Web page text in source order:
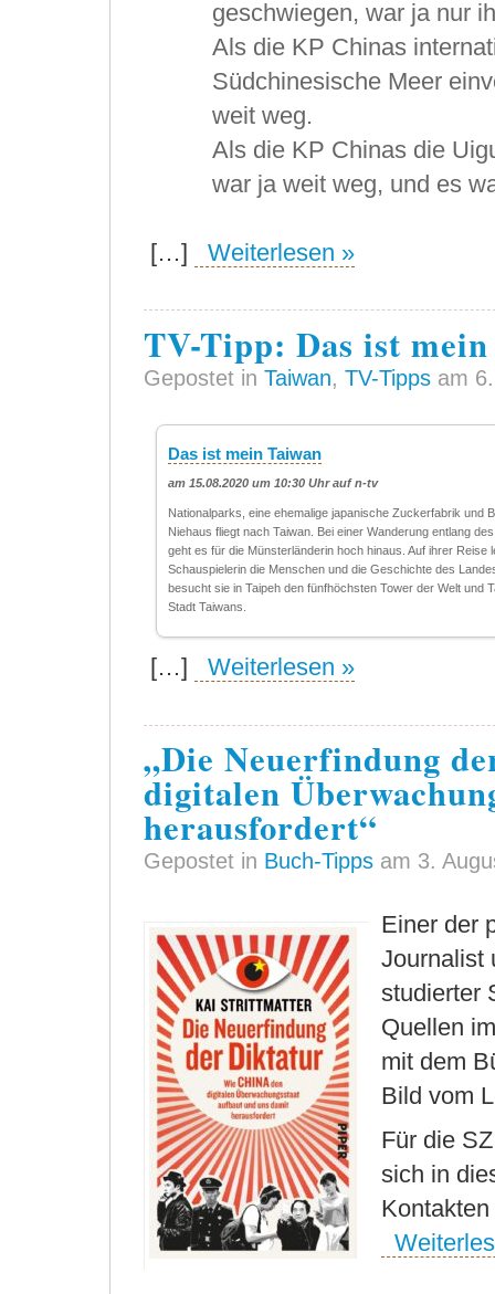
geschwiegen, war ja nur
Als die KP Chinas
Südchinesische Meer
weit weg.
Als die KP Chinas die
war ja weit weg, und es
[…] Weiterlesen »
TV-Tipp: Das ist
Gepostet in Taiwan, TV-Tipps am
Das ist mein Taiwan
am 15.08.2020 um 10:30 Uhr auf n-tv
Nationalparks, eine ehemalige japanische Zuckerfabrik und
Niehaus fliegt nach Taiwan. Bei einer Wanderung entlang
geht es für die Münsterländerin hoch hinaus. Auf ihrer Reise
Schauspielerin die Menschen und die Geschichte des
besucht sie in Taipeh den fünfhöchsten Tower der Welt und
Stadt Taiwans.
[…] Weiterlesen »
„Die Neuerfindung
digitalen
herausfordert“
Gepostet in Buch-Tipps am 3.
Einer der
Journalist
studierter
Quellen
mit dem
Bild vom
Für die
sich in